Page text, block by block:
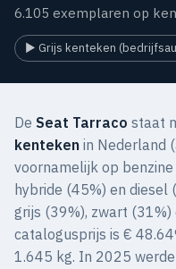
6.105 exemplaren op
▶ Grijs kenteken
De Seat Tarraco staat
kenteken in Nederland
voornamelijk op
hybride (45%) en diesel
grijs (39%), zwart (31%)
catalogusprijs is €
1.645 kg. In 2025